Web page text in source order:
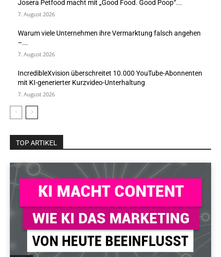
Josera Petfood macht mit „Good Food. Good Poop“...
7. August 2026
Warum viele Unternehmen ihre Vermarktung falsch angehen
–...
7. August 2026
IncredibleXvision überschreitet 10.000 YouTube-Abonnenten
mit KI-generierter Kurzvideo-Unterhaltung
7. August 2026
TOP ARTIKEL